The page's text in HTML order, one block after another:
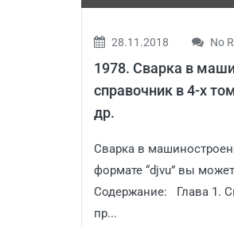
28.11.2018 No
1978. Сварка в
справочник в 4-х
др.
Сварка в
формате “djvu” вы
Содержание: Глава 1.
пр...